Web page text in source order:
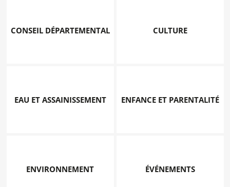
CONSEIL DÉPARTEMENTAL CULTURE
EAU ET ASSAINISSEMENT ENFANCE ET PARENTALITÉ
ENVIRONNEMENT ÉVÉNEMENTS